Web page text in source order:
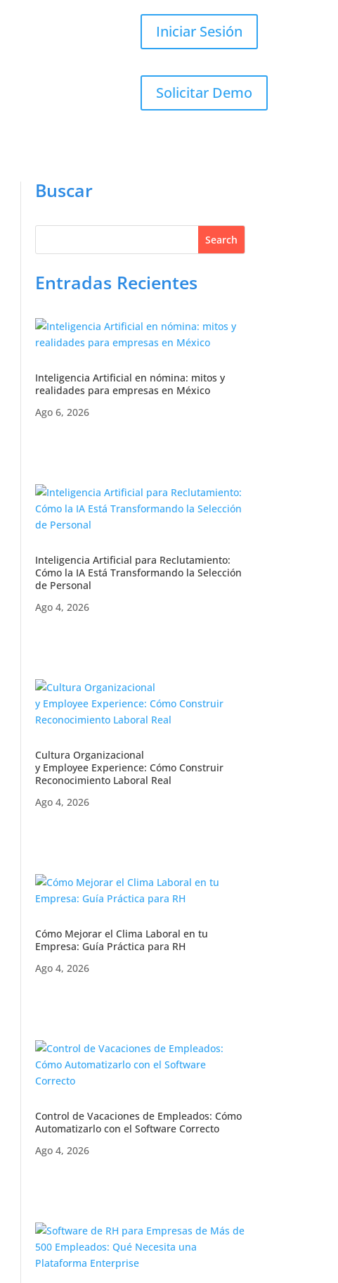
Iniciar Sesión
Solicitar Demo
Buscar
Entradas Recientes
Inteligencia Artificial en nómina: mitos y
realidades para empresas en México
Ago 6, 2026
Inteligencia Artificial para Reclutamiento:
Cómo la IA Está Transformando la Selección
de Personal
Ago 4, 2026
Cultura Organizacional
y Employee Experience: Cómo Construir
Reconocimiento Laboral Real
Ago 4, 2026
Cómo Mejorar el Clima Laboral en tu
Empresa: Guía Práctica para RH
Ago 4, 2026
Control de Vacaciones de Empleados: Cómo
Automatizarlo con el Software Correcto
Ago 4, 2026